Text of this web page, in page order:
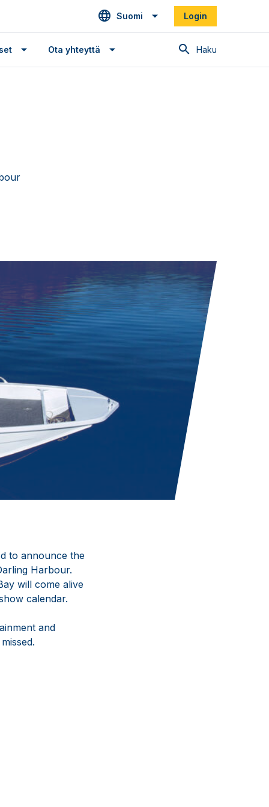
Suomi Login
Haku
Ota yhteyttä
to announce the
Harbour.
will come alive
calendar.
and